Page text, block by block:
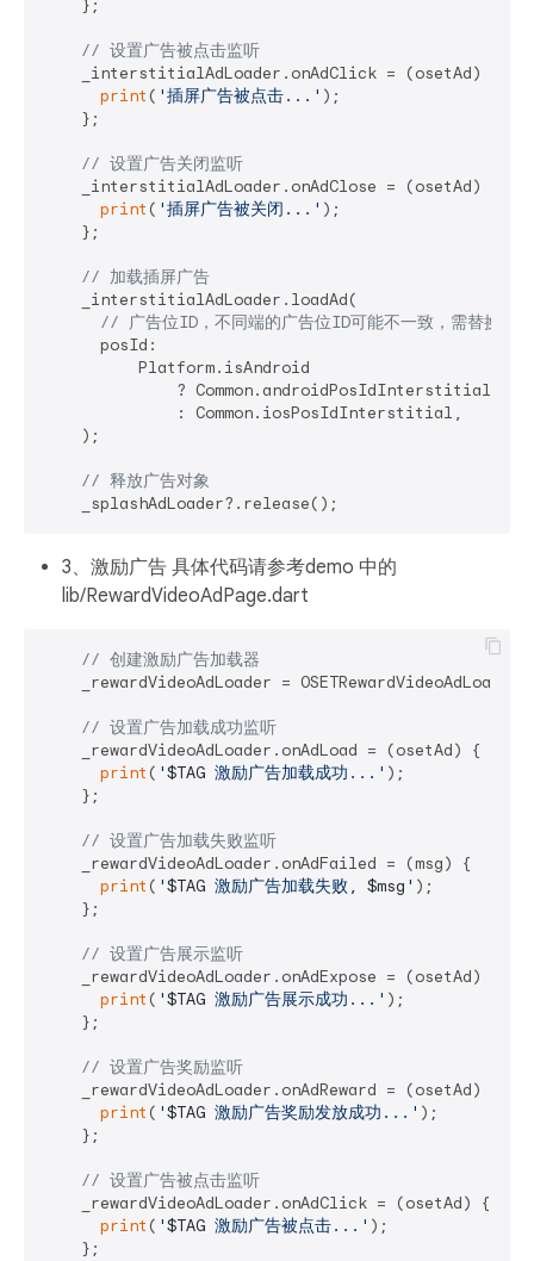
    };
// 设置广告被点击监听
    _interstitialAdLoader.onAdClick = (osetAd) {
print ( '插屏广告被点击...' );
    };
// 设置广告关闭监听
    _interstitialAdLoader.onAdClose = (osetAd) {
print ( '插屏广告被关闭...' );
    };
// 加载插屏广告
    _interstitialAdLoader.loadAd(
// 广告位ID，不同端的广告位ID可能不一致，需替换成
      posId:
          Platform.isAndroid
              ? Common.androidPosIdInterstitial
              : Common.iosPosIdInterstitial,
    );
// 释放广告对象
3、激励广告 具体代码请参考demo 中的
lib/RewardVideoAdPage.dart
// 创建激励广告加载器
_rewardVideoAdLoader =
// 设置广告加载成功监听
    _rewardVideoAdLoader.onAdLoad = (osetAd) {
print ( '$TAG 激励广告加载成功...' );
    };
// 设置广告加载失败监听
    _rewardVideoAdLoader.onAdFailed = (msg) {
print ( '$TAG 激励广告加载失败, $msg ' );
    };
// 设置广告展示监听
    _rewardVideoAdLoader.onAdExpose = (osetAd) {
print ( '$TAG 激励广告展示成功...' );
    };
// 设置广告奖励监听
    _rewardVideoAdLoader.onAdReward = (osetAd) {
print ( '$TAG 激励广告奖励发放成功...' );
    };
// 设置广告被点击监听
    _rewardVideoAdLoader.onAdClick = (osetAd) {
print ( '$TAG 激励广告被点击...' );
    };